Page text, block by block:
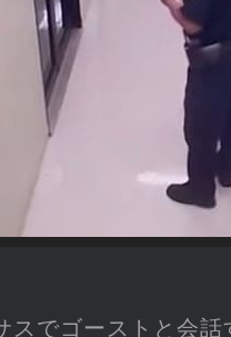
スでゴーストと会